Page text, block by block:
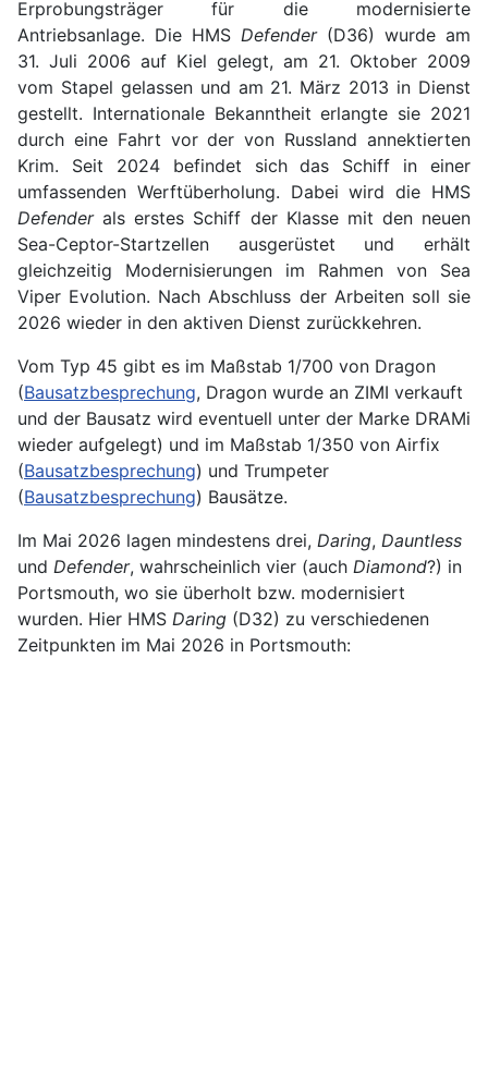
Erprobungsträger für die modernisierte
Antriebsanlage. Die HMS Defender(D36) wurde am
31. Juli 2006 auf Kiel gelegt, am 21. Oktober 2009
vom Stapel gelassen und am 21. März 2013 in Dienst
gestellt. Internationale Bekanntheit erlangte sie 2021
durch eine Fahrt vor der von Russland annektierten
Krim. Seit 2024 befindet sich das Schiff in einer
umfassenden Werftüberholung. Dabei wird die HMS
Defenderals erstes Schiff der Klasse mit den neuen
Sea-Ceptor-Startzellen ausgerüstet und erhält
gleichzeitig Modernisierungen im Rahmen von Sea
Viper Evolution. Nach Abschluss der Arbeiten soll sie
2026 wieder in den aktiven Dienst zurückkehren.
Vom Typ 45 gibt es im Maßstab 1/700 von Dragon
(Bausatzbesprechung, Dragon wurde an ZIMI verkauft
und der Bausatz wird eventuell unter der Marke DRAMi
wieder aufgelegt) und im Maßstab 1/350 von Airfix
(Bausatzbesprechung) und Trumpeter
(Bausatzbesprechung) Bausätze.
Im Mai 2026 lagen mindestens drei, Daring, Dauntless
und Defender, wahrscheinlich vier (auch Diamond?) in
Portsmouth, wo sie überholt bzw. modernisiert
wurden. Hier HMS Daring (D32) zu verschiedenen
Zeitpunkten im Mai 2026 in Portsmouth: